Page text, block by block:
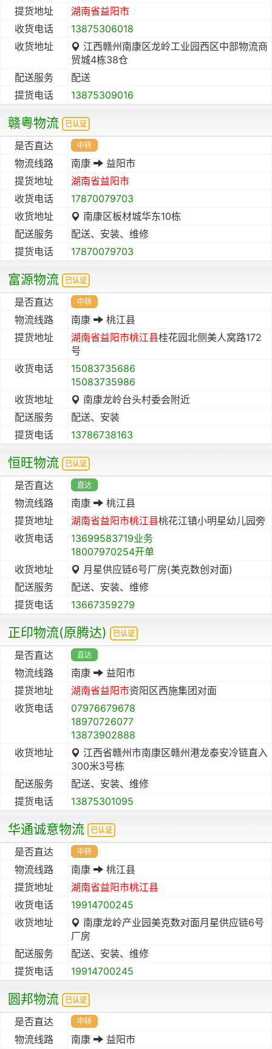
提货地址
湖南省益阳市
收货电话
13875306018
收货地址
江西赣州南康区龙岭工业园西区中部物流商
贸城4栋38仓
配送服务
配送
提货电话
13875309016
赣粤物流 已认证
是否直达 中转
物流线路 南康
益阳市
提货地址
湖南省益阳市
收货电话
17870079703
收货地址
南康区板材城华东10栋
配送服务
配送、安装、维修
提货电话
17870079703
富源物流 已认证
是否直达 中转
物流线路 南康
桃江县
提货地址
湖南省益阳市桃江县桂花园北侧美人窝路172
号
收货电话
15083735686
15083735986
收货地址
南康龙岭台头村委会附近
配送服务
配送、安装
提货电话
13786738163
恒旺物流 已认证
是否直达 直达
物流线路 南康
桃江县
提货地址
湖南省益阳市桃江县桃花江镇小明星幼儿园旁
收货电话
13699583719业务
18007970254开单
收货地址
月星供应链6号厂房(美克数创对面)
配送服务
配送、安装、维修
提货电话
13667359279
正印物流(原腾达) 已认证
是否直达 直达
物流线路 南康
益阳市
提货地址
湖南省益阳市资阳区西施集团对面
收货电话
07976679678
18970726077
13873902888
收货地址
江西省赣州市南康区赣州港龙泰安冷链直入
300米3号栋
配送服务
配送、安装、维修
提货电话
13875301095
华通诚意物流 已认证
是否直达 中转
物流线路 南康
桃江县
提货地址
湖南省益阳市桃江县
收货电话
19914700245
收货地址
南康龙岭产业园美克数对面月星供应链6号
厂房
配送服务
配送、安装、维修
提货电话
19914700245
圆邦物流 已认证
是否直达 中转
物流线路 南康 益阳市